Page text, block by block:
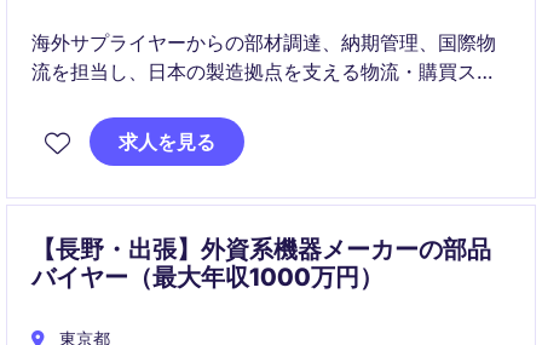
海外サプライヤーからの部材調達、納期管理、国際物
流を担当し、日本の製造拠点を支える物流・購買スペ
求人を見る
【長野・出張】外資系機器メーカーの部品
バイヤー（最大年収1000万円）
東京都